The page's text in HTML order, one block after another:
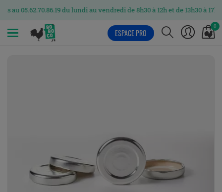
du lundi au vendredi de 8h30 à 12h et de 13h30 à 17h
0
ESPACE PRO